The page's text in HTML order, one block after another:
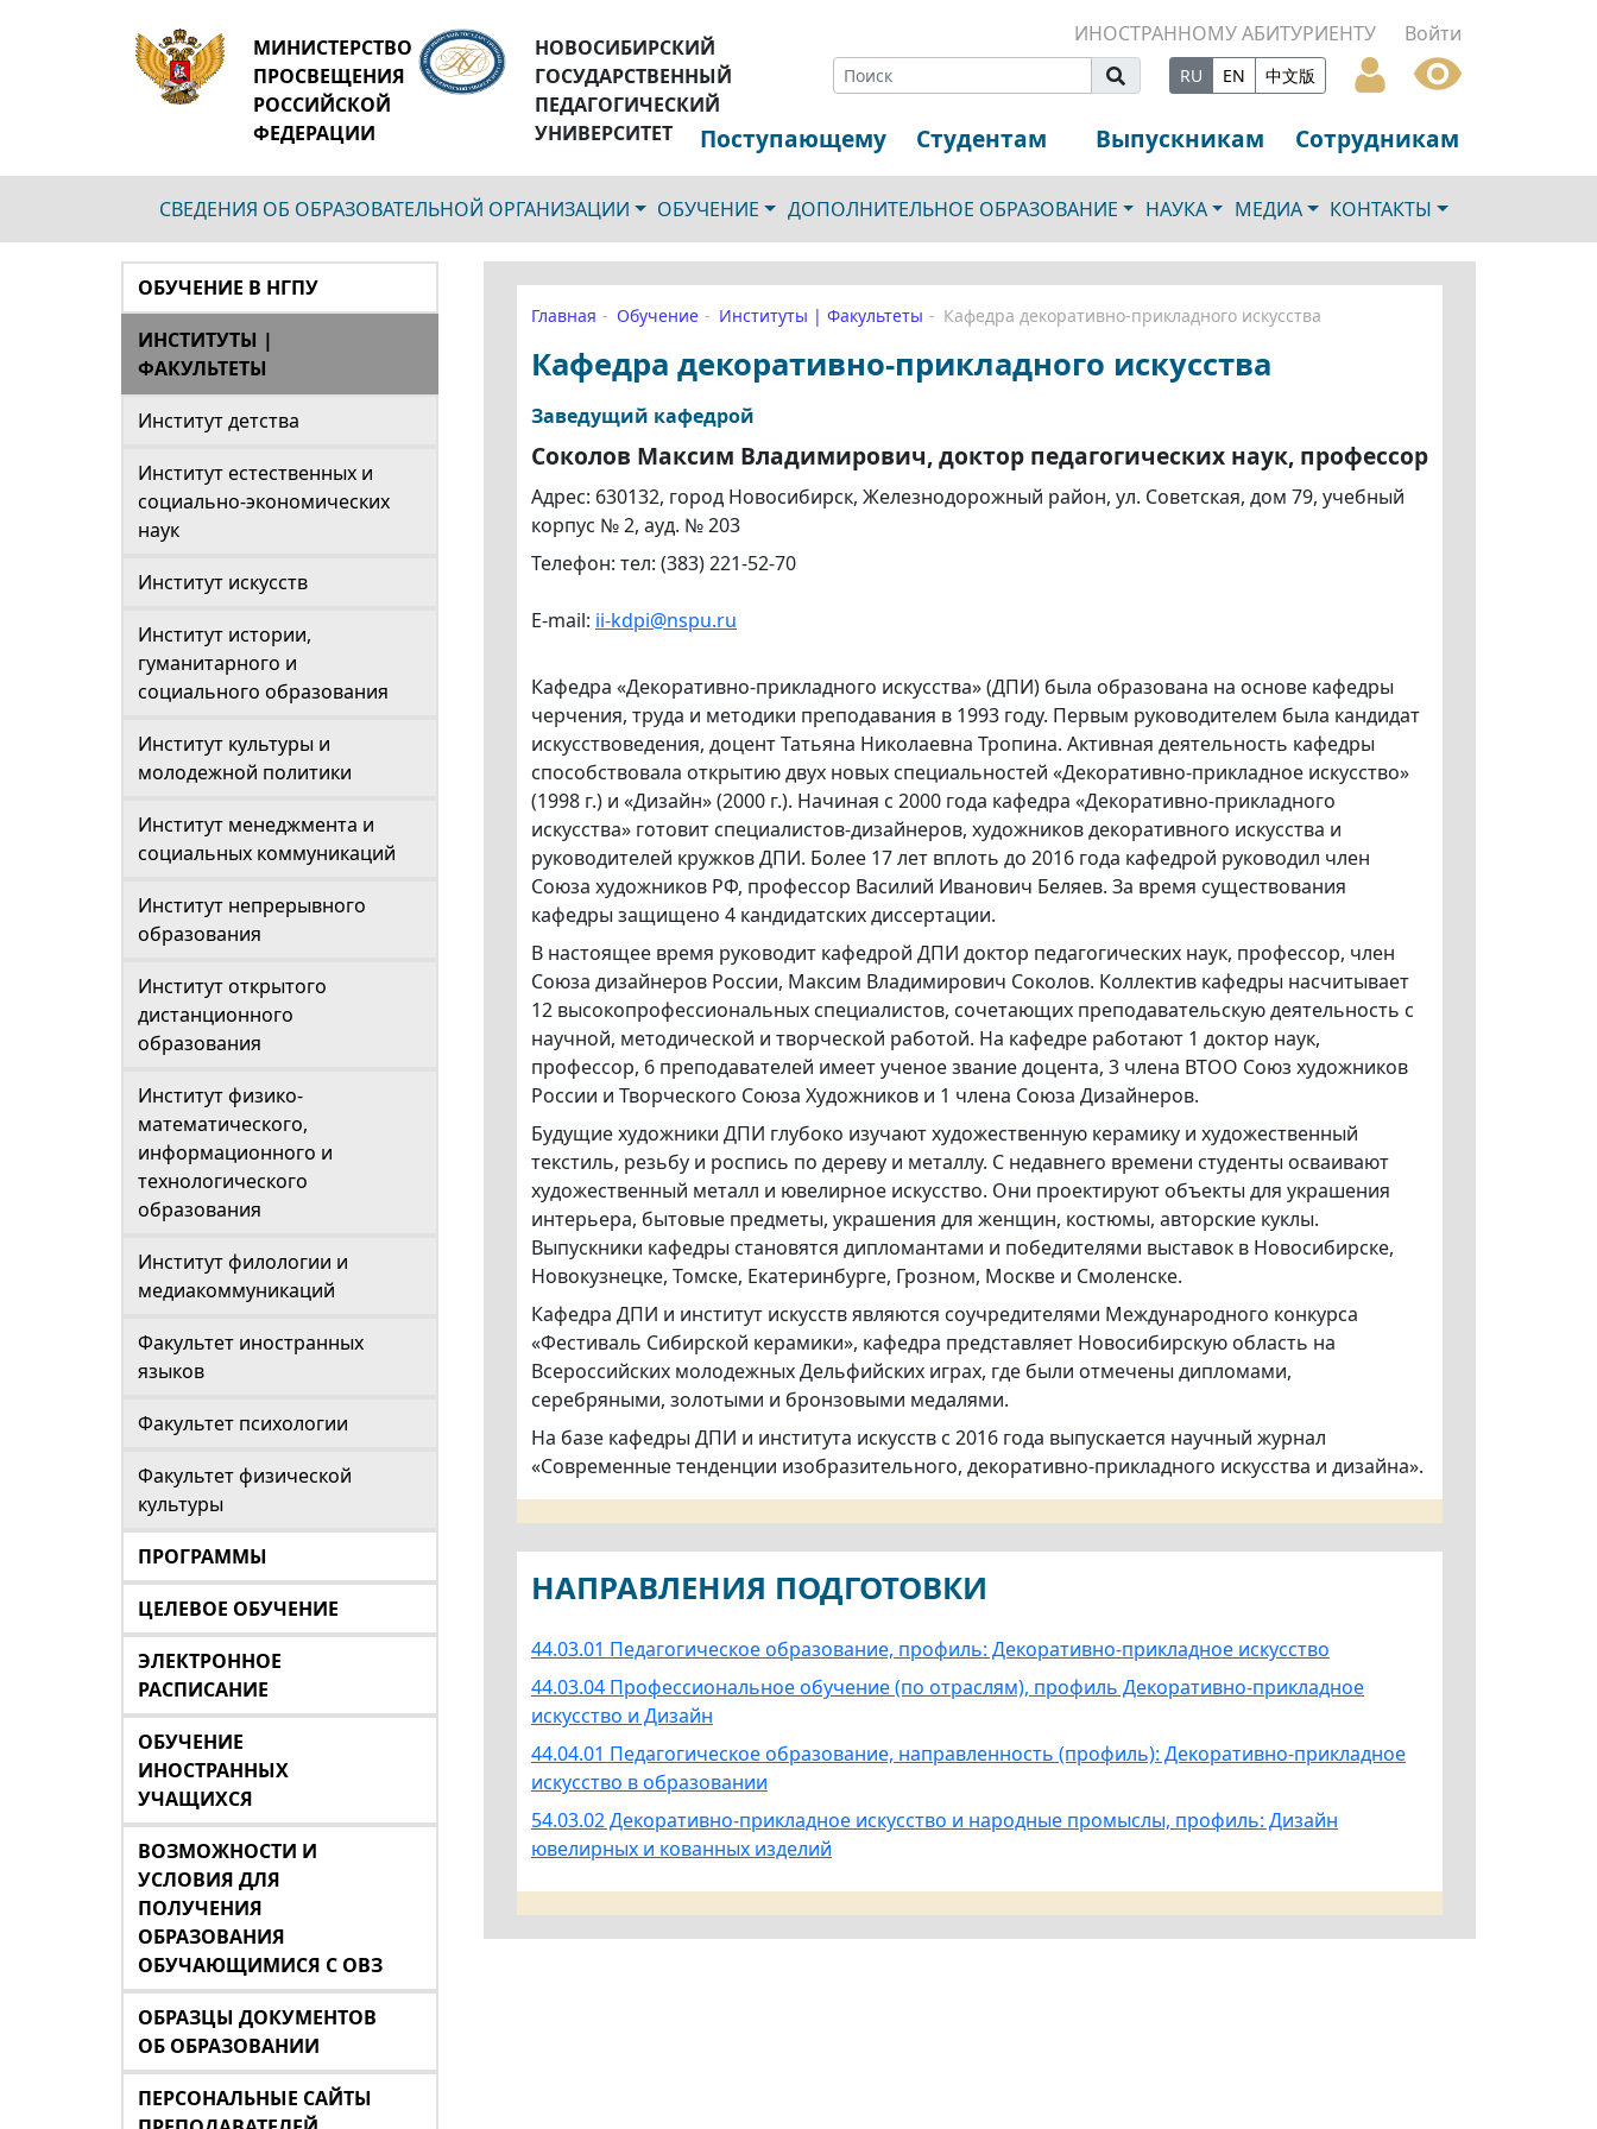
МИНИСТЕРСТВО
ПРОСВЕЩЕНИЯ
РОССИЙСКОЙ
ФЕДЕРАЦИИ
НОВОСИБИРСКИЙ
ГОСУДАРСТВЕННЫЙ
ПЕДАГОГИЧЕСКИЙ
УНИВЕРСИТЕТ
ИНОСТРАННОМУ АБИТУРИЕНТУ Войти
RU EN 中文版
Поступающему Студентам Выпускникам Сотрудникам
СВЕДЕНИЯ ОБ ОБРАЗОВАТЕЛЬНОЙ ОРГАНИЗАЦИИ ОБУЧЕНИЕ ДОПОЛНИТЕЛЬНОЕ ОБРАЗОВАНИЕ НАУКА МЕДИА КОНТАКТЫ
ОБУЧЕНИЕ В НГПУ
ИНСТИТУТЫ |
ФАКУЛЬТЕТЫ
Институт детства
Институт естественных и
социально-экономических
наук
Институт искусств
Институт истории,
гуманитарного и
социального образования
Институт культуры и
молодежной политики
Институт менеджмента и
социальных коммуникаций
Институт непрерывного
образования
Институт открытого
дистанционного
образования
Институт физико-
математического,
информационного и
технологического
образования
Институт филологии и
медиакоммуникаций
Факультет иностранных
языков
Факультет психологии
Факультет физической
культуры
ПРОГРАММЫ
ЦЕЛЕВОЕ ОБУЧЕНИЕ
ЭЛЕКТРОННОЕ
РАСПИСАНИЕ
ОБУЧЕНИЕ
ИНОСТРАННЫХ
УЧАЩИХСЯ
ВОЗМОЖНОСТИ И
УСЛОВИЯ ДЛЯ
ПОЛУЧЕНИЯ
ОБРАЗОВАНИЯ
ОБУЧАЮЩИМИСЯ С ОВЗ
ОБРАЗЦЫ ДОКУМЕНТОВ
ОБ ОБРАЗОВАНИИ
ПЕРСОНАЛЬНЫЕ САЙТЫ
Главная Обучение Институты | Факультеты Кафедра декоративно-прикладного искусства
Кафедра декоративно-прикладного искусства
Заведущий кафедрой
Соколов Максим Владимирович, доктор педагогических наук, профессор
Адрес: 630132, город Новосибирск, Железнодорожный район, ул. Советская, дом 79, учебный
корпус № 2, ауд. № 203
Телефон: тел: (383) 221-52-70
E-mail: ii-kdpi@nspu.ru
Кафедра «Декоративно-прикладного искусства» (ДПИ) была образована на основе кафедры
черчения, труда и методики преподавания в 1993 году. Первым руководителем была кандидат
искусствоведения, доцент Татьяна Николаевна Тропина. Активная деятельность кафедры
способствовала открытию двух новых специальностей «Декоративно-прикладное искусство»
(1998 г.) и «Дизайн» (2000 г.). Начиная с 2000 года кафедра «Декоративно-прикладного
искусства» готовит специалистов-дизайнеров, художников декоративного искусства и
руководителей кружков ДПИ. Более 17 лет вплоть до 2016 года кафедрой руководил член
Союза художников РФ, профессор Василий Иванович Беляев. За время существования
кафедры защищено 4 кандидатских диссертации.
В настоящее время руководит кафедрой ДПИ доктор педагогических наук, профессор, член
Союза дизайнеров России, Максим Владимирович Соколов. Коллектив кафедры насчитывает
12 высокопрофессиональных специалистов, сочетающих преподавательскую деятельность с
научной, методической и творческой работой. На кафедре работают 1 доктор наук,
профессор, 6 преподавателей имеет ученое звание доцента, 3 члена ВТОО Союз художников
России и Творческого Союза Художников и 1 члена Союза Дизайнеров.
Будущие художники ДПИ глубоко изучают художественную керамику и художественный
текстиль, резьбу и роспись по дереву и металлу. С недавнего времени студенты осваивают
художественный металл и ювелирное искусство. Они проектируют объекты для украшения
интерьера, бытовые предметы, украшения для женщин, костюмы, авторские куклы.
Выпускники кафедры становятся дипломантами и победителями выставок в Новосибирске,
Новокузнецке, Томске, Екатеринбурге, Грозном, Москве и Смоленске.
Кафедра ДПИ и институт искусств являются соучредителями Международного конкурса
«Фестиваль Сибирской керамики», кафедра представляет Новосибирскую область на
Всероссийских молодежных Дельфийских играх, где были отмечены дипломами,
серебряными, золотыми и бронзовыми медалями.
На базе кафедры ДПИ и института искусств с 2016 года выпускается научный журнал
«Современные тенденции изобразительного, декоративно-прикладного искусства и дизайна».
НАПРАВЛЕНИЯ ПОДГОТОВКИ
44.03.01 Педагогическое образование, профиль: Декоративно-прикладное искусство
44.03.04 Профессиональное обучение (по отраслям), профиль Декоративно-прикладное
искусство и Дизайн
44.04.01 Педагогическое образование, направленность (профиль): Декоративно-прикладное
искусство в образовании
54.03.02 Декоративно-прикладное искусство и народные промыслы, профиль: Дизайн
ювелирных и кованных изделий